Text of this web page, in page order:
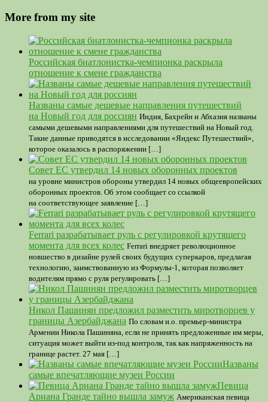
More from my site
Российская биатлонистка-чемпионка раскрыла
отношение к смене гражданства
Названы самые дешевые направления путешествий
на Новый год для россиян Индия, Бахрейн и Абхазия названы
самыми дешевыми направлениями для путешествий на Новый год.
Такие данные приводятся в исследовании «Яндекс Путешествий»,
которое оказалось в распоряжении […]
Совет ЕС утвердил 14 новых оборонных проектов
на уровне министров обороны утвердил 14 новых общеевропейских
оборонных проектов. Об этом сообщает со ссылкой
на соответствующее заявление […]
Ferrari разрабатывает руль с регулировкой крутящего
момента для всех колес Ferrari внедряет революционное
новшество в дизайне рулей своих будущих суперкаров, предлагая
технологию, заимствованную из Формулы-1, которая позволяет
водителям прямо с руля регулировать […]
Никол Пашинян предложил разместить миротворцев у
границы Азербайджана По словам и.о. премьер-министра
Армении Никола Пашиняна, если не принять предложенные им меры,
ситуация может выйти из-под контроля, так как напряженность на
границе растет. 27 мая […]
Названы
самые впечатляющие музеи России
Певица
Ариана Гранде тайно вышла замуж Американская певица